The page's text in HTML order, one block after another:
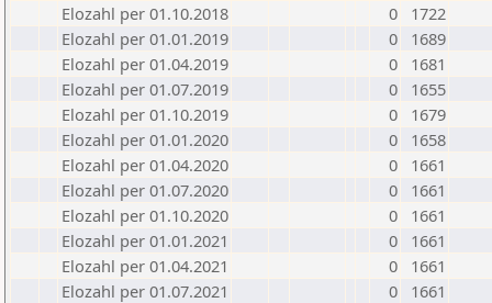
Elozahl per 01.10.2018
0
1722
Elozahl per 01.01.2019
0
1689
Elozahl per 01.04.2019
0
1681
Elozahl per 01.07.2019
0
1655
Elozahl per 01.10.2019
0
1679
Elozahl per 01.01.2020
0
1658
Elozahl per 01.04.2020
0
1661
Elozahl per 01.07.2020
0
1661
Elozahl per 01.10.2020
0
1661
Elozahl per 01.01.2021
0
1661
Elozahl per 01.04.2021
0
1661
Elozahl per 01.07.2021
0
1661